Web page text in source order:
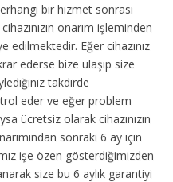
bir hizmet sonrası
onarım işleminden
edilmektedir. Eğer cihazınız
ederse bize ulaşıp size
takdirde
eder ve eğer problem
ücretsiz olarak cihazınızın
sonraki 6 ay için
işe özen gösterdiğimizden
size bu 6 aylık garantiyi